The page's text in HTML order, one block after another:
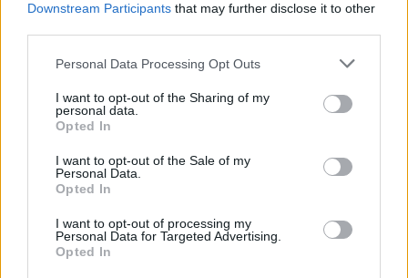
Downstream Participants that may further disclose it to other
Personal Data Processing Opt Outs
I want to opt-out of the Sharing of my
personal data.
Opted In
I want to opt-out of the Sale of my
Personal Data.
Opted In
I want to opt-out of processing my
Personal Data for Targeted Advertising.
Opted In
Totti oggi sarà dimesso «Voglio
Spalletti»
21/02/2006
perdoni il tono leggermente
dimesso dell'articolo di oggi, ...